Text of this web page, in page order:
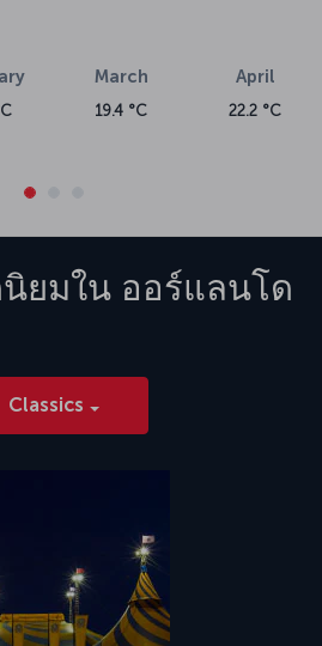
March
19.4 °C
April
22.2 °C
ยมใน ออร์แลนโด
Classics